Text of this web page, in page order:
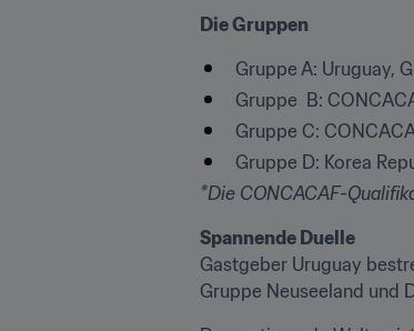
Die Gruppen
Gruppe A: Uruguay,
Gruppe  B:
Gruppe C:
Gruppe D: Korea
*Die CONCACAF-
Spannende Duelle
Gastgeber Uruguay
Gruppe Neuseeland und